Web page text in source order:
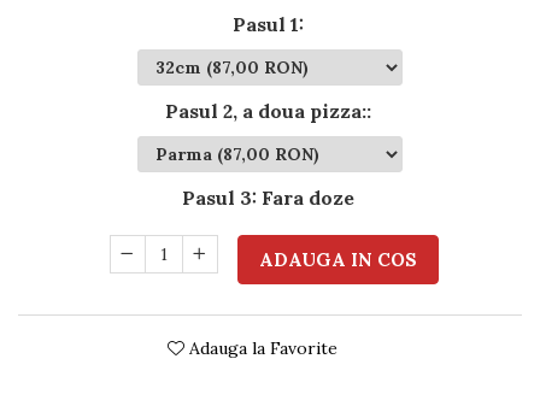
Pasul 1:
Pasul 2, a doua pizza::
Pasul 3: Fara doze
ADAUGA IN COS
Adauga la Favorite